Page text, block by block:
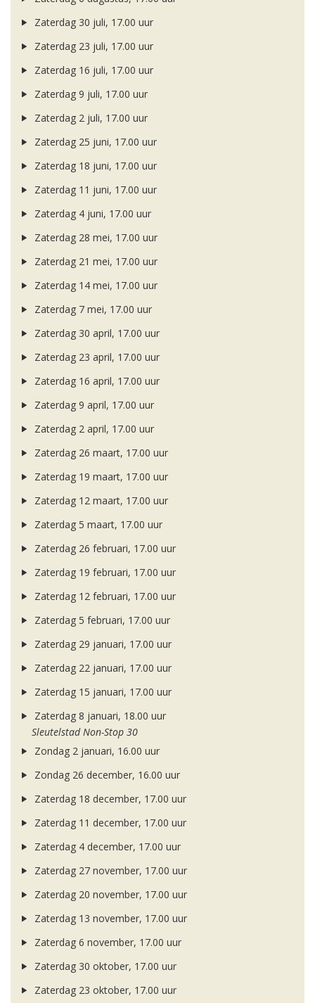
Zaterdag 30 juli, 17.00 uur
Zaterdag 23 juli, 17.00 uur
Zaterdag 16 juli, 17.00 uur
Zaterdag 9 juli, 17.00 uur
Zaterdag 2 juli, 17.00 uur
Zaterdag 25 juni, 17.00 uur
Zaterdag 18 juni, 17.00 uur
Zaterdag 11 juni, 17.00 uur
Zaterdag 4 juni, 17.00 uur
Zaterdag 28 mei, 17.00 uur
Zaterdag 21 mei, 17.00 uur
Zaterdag 14 mei, 17.00 uur
Zaterdag 7 mei, 17.00 uur
Zaterdag 30 april, 17.00 uur
Zaterdag 23 april, 17.00 uur
Zaterdag 16 april, 17.00 uur
Zaterdag 9 april, 17.00 uur
Zaterdag 2 april, 17.00 uur
Zaterdag 26 maart, 17.00 uur
Zaterdag 19 maart, 17.00 uur
Zaterdag 12 maart, 17.00 uur
Zaterdag 5 maart, 17.00 uur
Zaterdag 26 februari, 17.00 uur
Zaterdag 19 februari, 17.00 uur
Zaterdag 12 februari, 17.00 uur
Zaterdag 5 februari, 17.00 uur
Zaterdag 29 januari, 17.00 uur
Zaterdag 22 januari, 17.00 uur
Zaterdag 15 januari, 17.00 uur
Zaterdag 8 januari, 18.00 uur
Sleutelstad Non-Stop 30
Zondag 2 januari, 16.00 uur
Zondag 26 december, 16.00 uur
Zaterdag 18 december, 17.00 uur
Zaterdag 11 december, 17.00 uur
Zaterdag 4 december, 17.00 uur
Zaterdag 27 november, 17.00 uur
Zaterdag 20 november, 17.00 uur
Zaterdag 13 november, 17.00 uur
Zaterdag 6 november, 17.00 uur
Zaterdag 30 oktober, 17.00 uur
Zaterdag 23 oktober, 17.00 uur